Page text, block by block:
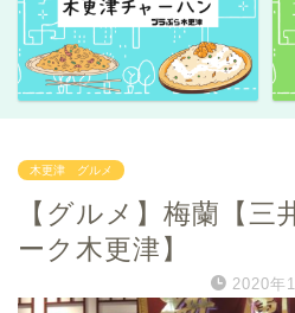
木更津 グルメ
【グルメ】梅蘭【
ーク木更津】
2020年